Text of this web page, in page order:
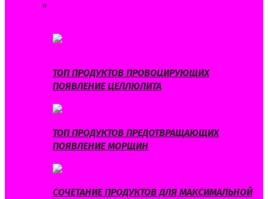
ТОП ПРОДУКТОВ ПРОВОЦИРУЮЩИХ
ПОЯВЛЕНИЕ ЦЕЛЛЮЛИТА
ТОП ПРОДУКТОВ ПРЕДОТВРАЩАЮЩИХ
ПОЯВЛЕНИЕ МОРЩИН
СОЧЕТАНИЕ ПРОДУКТОВ ДЛЯ МАКСИМАЛЬНОЙ